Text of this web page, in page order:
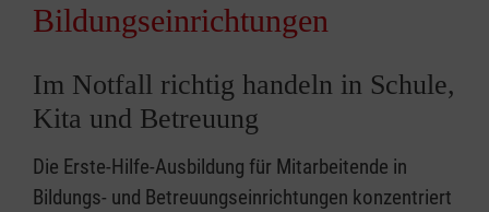
Bildungseinrichtungen
Im Notfall richtig handeln in Schule,
Kita und Betreuung
Die Erste-Hilfe-Ausbildung für Mitarbeitende in
Bildungs- und Betreuungseinrichtungen konzentriert